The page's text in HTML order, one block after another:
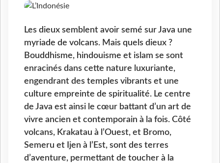
Les dieux semblent avoir semé sur Java une
myriade de volcans. Mais quels dieux ?
Bouddhisme, hindouisme et islam se sont
enracinés dans cette nature luxuriante,
engendrant des temples vibrants et une
culture empreinte de spiritualité. Le centre
de Java est ainsi le cœur battant d’un art de
vivre ancien et contemporain à la fois. Côté
volcans, Krakatau à l’Ouest, et Bromo,
Semeru et Ijen à l’Est, sont des terres
d’aventure, permettant de toucher à la